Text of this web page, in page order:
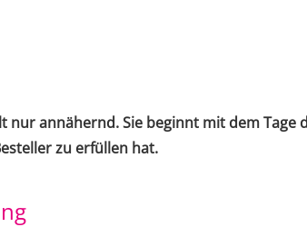
nur annähernd. Sie beginnt mit dem
zu erfüllen hat.